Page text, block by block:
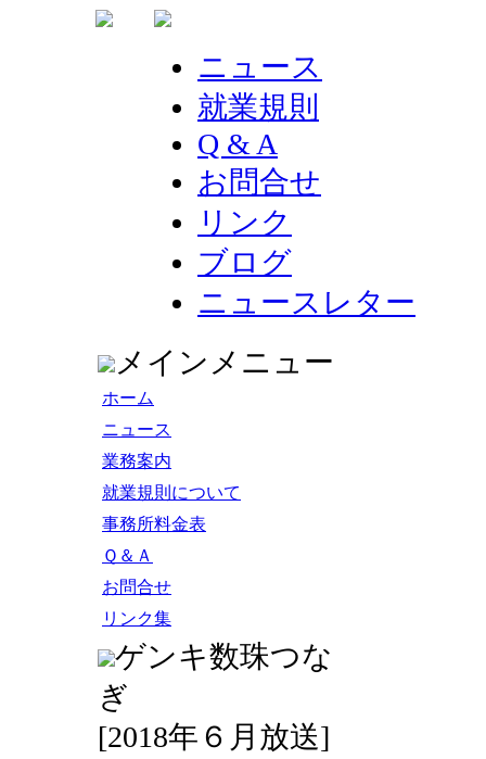
ニュース
就業規則
Q & A
お問合せ
リンク
ブログ
ニュースレター
メインメニュー
ホーム
ニュース
業務案内
就業規則について
事務所料金表
Ｑ＆Ａ
お問合せ
リンク集
ゲンキ数珠つな
ぎ
[2018年６月放送]